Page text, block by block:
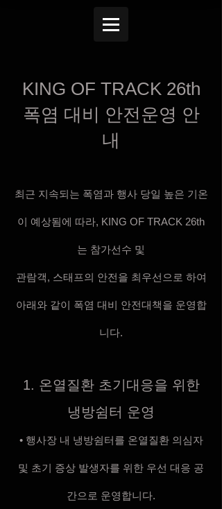
KING OF TRACK 26th
폭염 대비 안전운영 안
내
최근 지속되는 폭염과 행사 당일 높은 기온
이 예상됨에 따라, KING OF TRACK 26th
는 참가선수 및
관람객, 스태프의 안전을 최우선으로 하여
아래와 같이 폭염 대비 안전대책을 운영합
니다.
1. 온열질환 초기대응을 위한
냉방쉼터 운영
• 행사장 내 냉방쉼터를 온열질환 의심자
및 초기 증상 발생자를 위한 우선 대응 공
간으로 운영합니다.